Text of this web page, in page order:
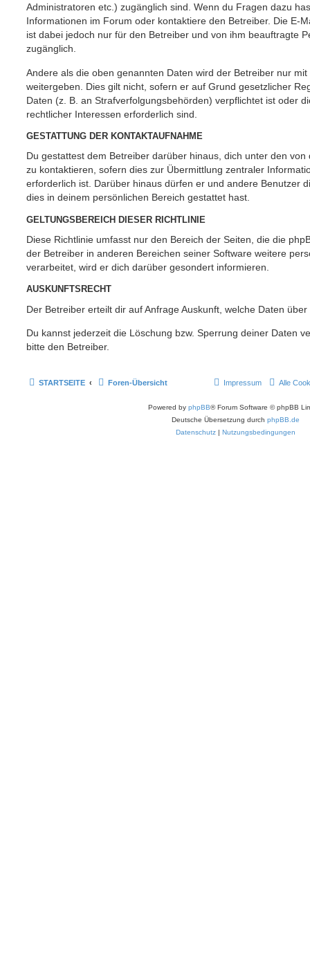
Administratoren etc.) zugänglich sind. Wenn du Fragen dazu
Informationen im Forum oder kontaktiere den Betreiber. Die E-
ist dabei jedoch nur für den Betreiber und von ihm beauftragte
zugänglich.
Andere als die oben genannten Daten wird der Betreiber nur
weitergeben. Dies gilt nicht, sofern er auf Grund gesetzlicher
Daten (z. B. an Strafverfolgungsbehörden) verpflichtet ist oder
rechtlicher Interessen erforderlich sind.
GESTATTUNG DER KONTAKTAUFNAHME
Du gestattest dem Betreiber darüber hinaus, dich unter den
zu kontaktieren, sofern dies zur Übermittlung zentraler
erforderlich ist. Darüber hinaus dürfen er und andere Benutzer
dies in deinem persönlichen Bereich gestattet hast.
GELTUNGSBEREICH DIESER RICHTLINIE
Diese Richtlinie umfasst nur den Bereich der Seiten, die die
der Betreiber in anderen Bereichen seiner Software weitere
verarbeitet, wird er dich darüber gesondert informieren.
AUSKUNFTSRECHT
Der Betreiber erteilt dir auf Anfrage Auskunft, welche Daten
Du kannst jederzeit die Löschung bzw. Sperrung deiner Daten
bitte den Betreiber.
STARTSEITE Foren-Übersicht Alle
Impressum
Powered by phpBB® Forum Software © phpBB
Deutsche Übersetzung durch phpBB.de
Datenschutz
Nutzungsbedingungen